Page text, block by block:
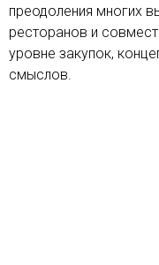
преодоления многих
ресторанов и
уровне закупок,
смыслов.